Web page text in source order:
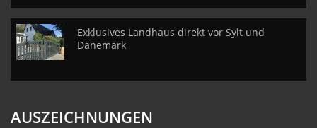
Exklusives Landhaus direkt vor Sylt und
Dänemark
AUSZEICHNUNGEN